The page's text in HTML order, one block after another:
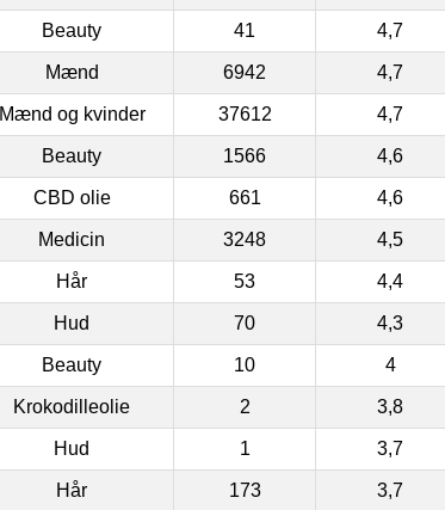
Beauty 41 4,7
Mænd 6942 4,7
Mænd og kvinder 37612 4,7
Beauty 1566 4,6
CBD olie 661 4,6
Medicin 3248 4,5
Hår 53 4,4
Hud 70 4,3
Beauty 10 4
Krokodilleolie 2 3,8
Hud 1 3,7
Hår 173 3,7